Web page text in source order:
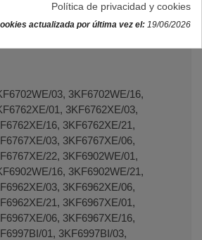
botellas frigorífico Balay
03, 3KF6702WE/16,
01, 3KF6762XE/03,
16, 3KF6762XE/21,
03, 3KF6767XE/06,
22, 3KF6902WE/01,
16, 3KF6902WE/21,
03, 3KF6962XE/06,
21, 3KF6967XE/01,
06, 3KF6967XE/16,
01, 3KF6997BI/03,
Política de privacidad y cookies
actualizada por última vez el: 19/06/2026